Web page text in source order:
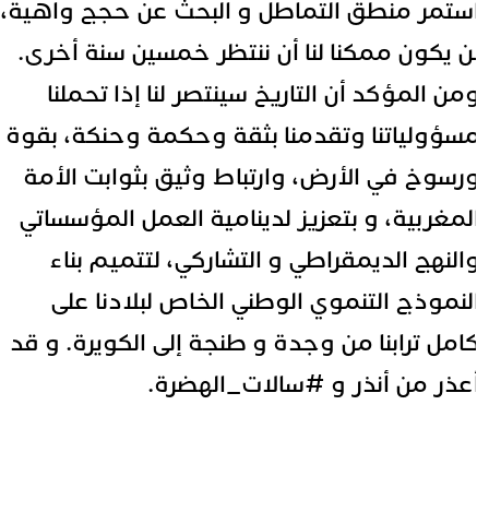
منطق التماطل و البحث عن حجج واهية،
يكون ممكنا لنا أن ننتظر خمسين سنة أخرى.
المؤكد أن التاريخ سينتصر لنا إذا تحملنا
وتقدمنا بثقة وحكمة وحنكة، بقوة
في الأرض، وارتباط وثيق بثوابت الأمة
و بتعزيز لدينامية العمل المؤسساتي
الديمقراطي و التشاركي، لتتميم بناء
التنموي الوطني الخاص لبلادنا على
ترابنا من وجدة و طنجة إلى الكويرة. و قد
من أنذر و #سالات_الهضرة.